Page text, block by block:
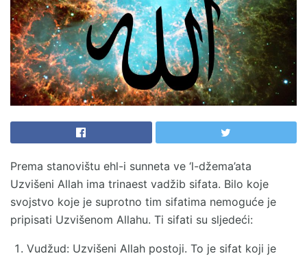
Prema stanovištu ehl-i sunneta ve ‘l-džema’ata
Uzvišeni Allah ima trinaest vadžib sifata. Bilo koje
svojstvo koje je suprotno tim sifatima nemoguće je
pripisati Uzvišenom Allahu. Ti sifati su sljedeći:
Vudžud: Uzvišeni Allah postoji. To je sifat koji je